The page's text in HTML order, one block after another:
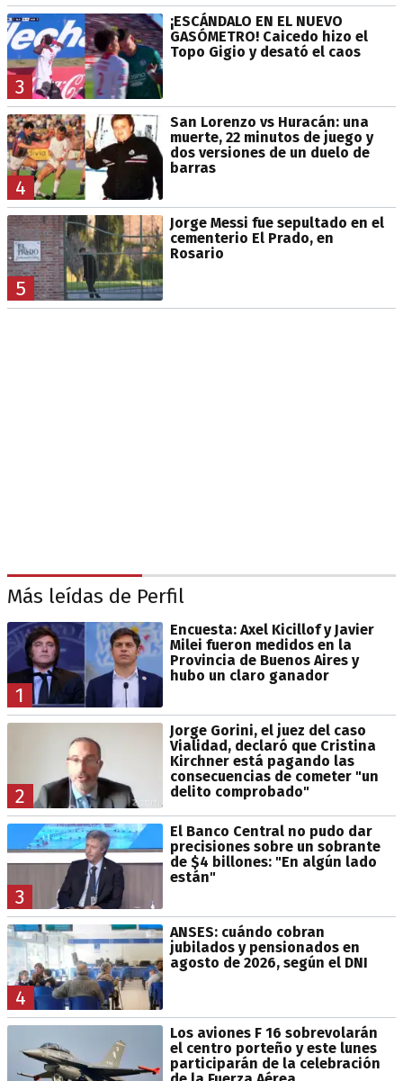
3
¡ESCÁNDALO EN EL NUEVO
GASÓMETRO! Caicedo hizo el
Topo Gigio y desató el caos
4
San Lorenzo vs Huracán: una
muerte, 22 minutos de juego y
dos versiones de un duelo de
barras
5
Jorge Messi fue sepultado en el
cementerio El Prado, en
Rosario
Más leídas de Perfil
1
Encuesta: Axel Kicillof y Javier
Milei fueron medidos en la
Provincia de Buenos Aires y
hubo un claro ganador
2
Jorge Gorini, el juez del caso
Vialidad, declaró que Cristina
Kirchner está pagando las
consecuencias de cometer "un
delito comprobado"
3
El Banco Central no pudo dar
precisiones sobre un sobrante
de $4 billones: "En algún lado
están"
4
ANSES: cuándo cobran
jubilados y pensionados en
agosto de 2026, según el DNI
Los aviones F 16 sobrevolarán
el centro porteño y este lunes
participarán de la celebración